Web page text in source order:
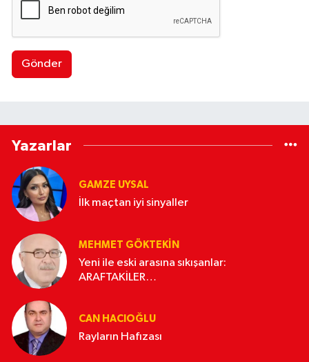
Gönder
Yazarlar
GAMZE UYSAL
İlk maçtan iyi sinyaller
MEHMET GÖKTEKIN
Yeni ile eski arasına sıkışanlar:
ARAFTAKİLER…
CAN HACIOĞLU
Rayların Hafızası